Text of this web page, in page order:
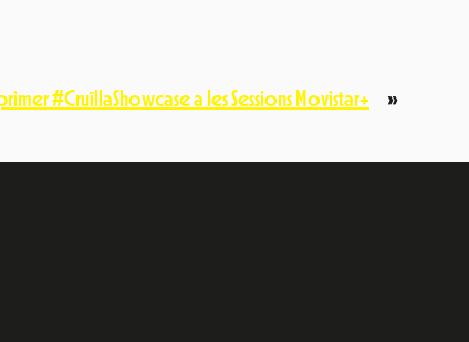
#CruïllaShowcase a les Sessions Movistar+ »